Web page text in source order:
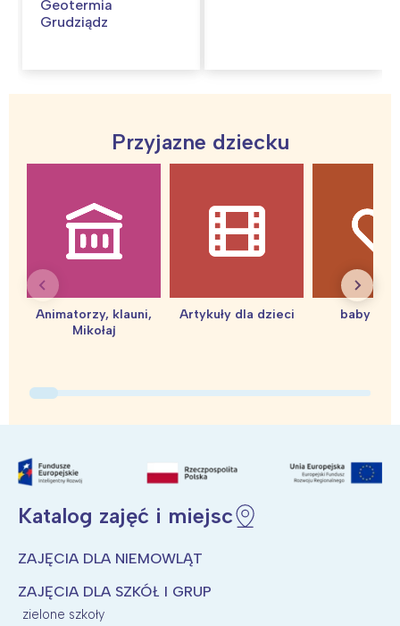
Geotermia
Grudziądz
Przyjazne dziecku
Animatorzy, klauni,
Mikołaj
Artykuły dla dzieci baby
Katalog zajęć i miejsc
ZAJĘCIA DLA NIEMOWLĄT
ZAJĘCIA DLA SZKÓŁ I GRUP
zielone szkoły
Interesują mnie wydarzenia z
Warszawa
Poznań
Śląsk
Północ
Wybieram